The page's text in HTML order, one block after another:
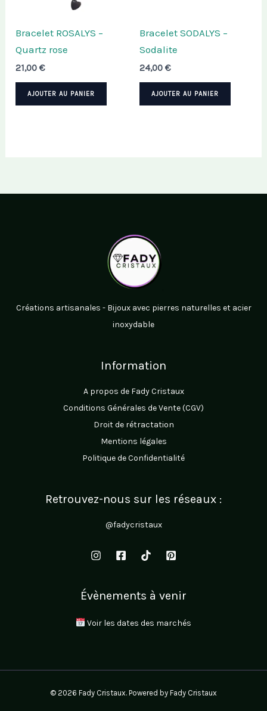
Bracelet ROSALYS –
Quartz rose
21,00€
AJOUTER AU PANIER
Bracelet SODALYS –
Sodalite
24,00 €
AJOUTER AU PANIER
Créations artisanales - Bijoux avec pierres naturelles et acier
inoxydable
Information
A propos de Fady Cristaux
Conditions Générales de Vente (CGV)
Droit de rétractation
Mentions légales
Politique de Confidentialité
Retrouvez-nous sur les réseaux :
@fadycristaux
Évènements à venir
Voir les dates des marchés
© 2026 Fady Cristaux. Powered by Fady Cristaux